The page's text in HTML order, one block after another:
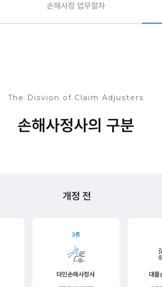
손해사정 업무절차
The Disvion of Claim Adjusters
손해사정사의 구분